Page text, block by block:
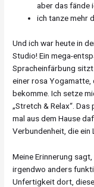
aber das fände
ich tanze mehr
Und ich war heute in
Studio! Ein mega-
Spracheinfärbung
einer rosa Yogamatte,
bekomme. Ich setze
„Stretch & Relax“.
mal aus dem Hause
Verbundenheit, die
Meine Erinnerung
irgendwo anders
Unfertigkeit dort, diese